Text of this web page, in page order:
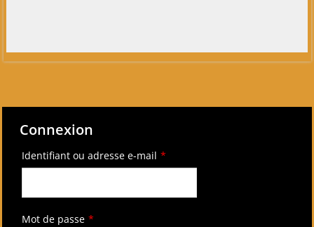
Connexion
Identifiant ou adresse e-mail *
Mot de passe *